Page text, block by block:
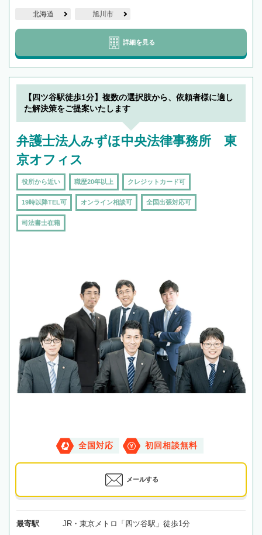
北海道 旭川市
詳細を見る
【四ツ谷駅徒歩1分】複数の選択肢から、依頼者様に適し
た解決策をご提案いたします
弁護士法人みずほ中央法律事務所 東
京オフィス
役所から近い 職歴20年以上 クレジットカード可
19時以降TEL可 オンライン相談可 全国出張対応可
司法書士在籍
全国対応 初回相談無料
メールする
最寄駅 JR・東京メトロ「四ツ谷駅」徒歩1分